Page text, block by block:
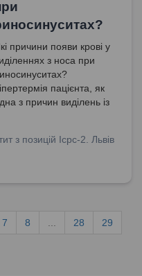
причини появи крові у
з носа при
пацієнта, як
з причин виділень із
слизової оболонки
деконгестантів та
кров'яного вмісту у
з позицій Icpc-2. Львів
7 8 28 29